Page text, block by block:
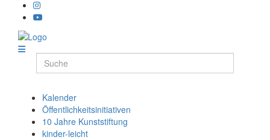
Kalender
Öffentlichkeitsinitiativen
10 Jahre Kunststiftung
kinder-leicht